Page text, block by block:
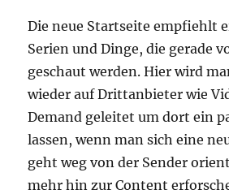
Die neue Startseite empfiehlt
Serien und Dinge, die gerade
geschaut werden. Hier wird
wieder auf Drittanbieter wie
Demand geleitet um dort ein
lassen, wenn man sich eine
geht weg von der Sender
mehr hin zur Content